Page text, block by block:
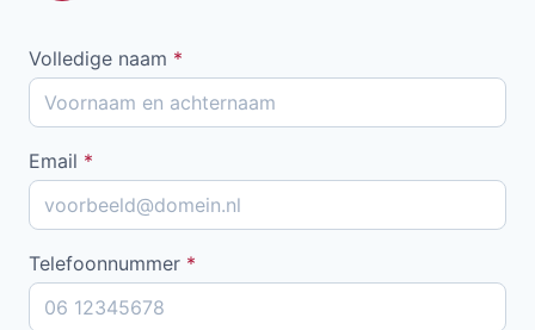
Volledige naam *
Email *
Telefoonnummer *